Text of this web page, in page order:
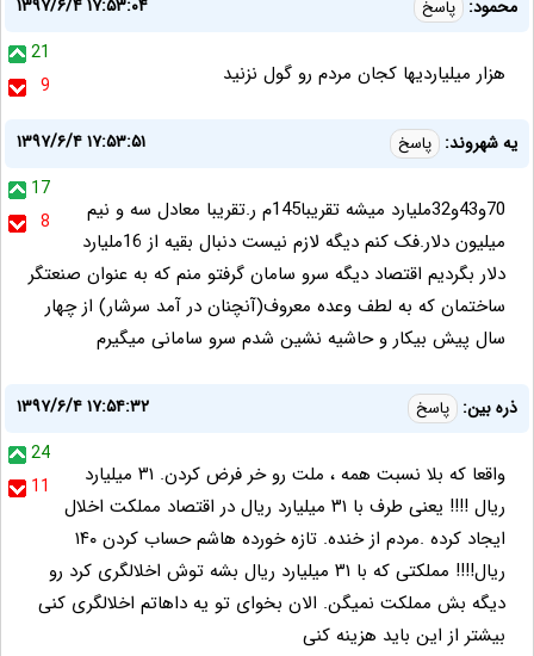
محمود: پاسخ
۱۳۹۷/۶/۴ ۱۷:۵۳:۰۴
21
9
هزار میلیاردیها کجان مردم رو گول نزنید
یه شهروند: پاسخ
۱۳۹۷/۶/۴ ۱۷:۵۳:۵۱
17
8
70و43و32ملیارد میشه تقریبا145م ر.تقریبا معادل سه و نیم
میلیون دلار.فک کنم دیگه لازم نیست دنبال بقیه از 16ملیارد
دلار بگردیم اقتصاد دیگه سرو سامان گرفتو منم که به عنوان صنعتگر
ساختمان که به لطف وعده معروف(آنچنان در آمد سرشار) از چهار
سال پیش بیکار و حاشیه نشین شدم سرو سامانی میگیرم
ذره بین: پاسخ
۱۳۹۷/۶/۴ ۱۷:۵۴:۳۲
24
11
واقعا که بلا نسبت همه ، ملت رو خر فرض کردن. ۳۱ میلیارد
ریال !!!! یعنی طرف با ۳۱ میلیارد ریال در اقتصاد مملکت اخلال
ایجاد کرده .مردم از خنده. تازه خورده هاشم حساب کردن ۱۴۰
ریال!!!! مملکتی که با ۳۱ میلیارد ریال بشه توش اخلالگری کرد رو
دیگه بش مملکت نمیگن. الان بخوای تو یه داهاتم اخلالگری کنی
بیشتر از این باید هزینه کنی